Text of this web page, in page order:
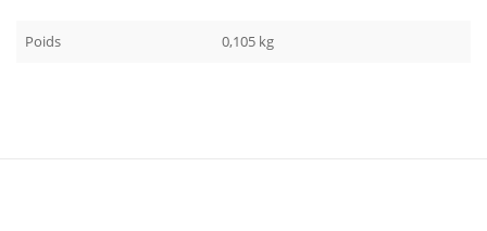
Poids 0,105 kg